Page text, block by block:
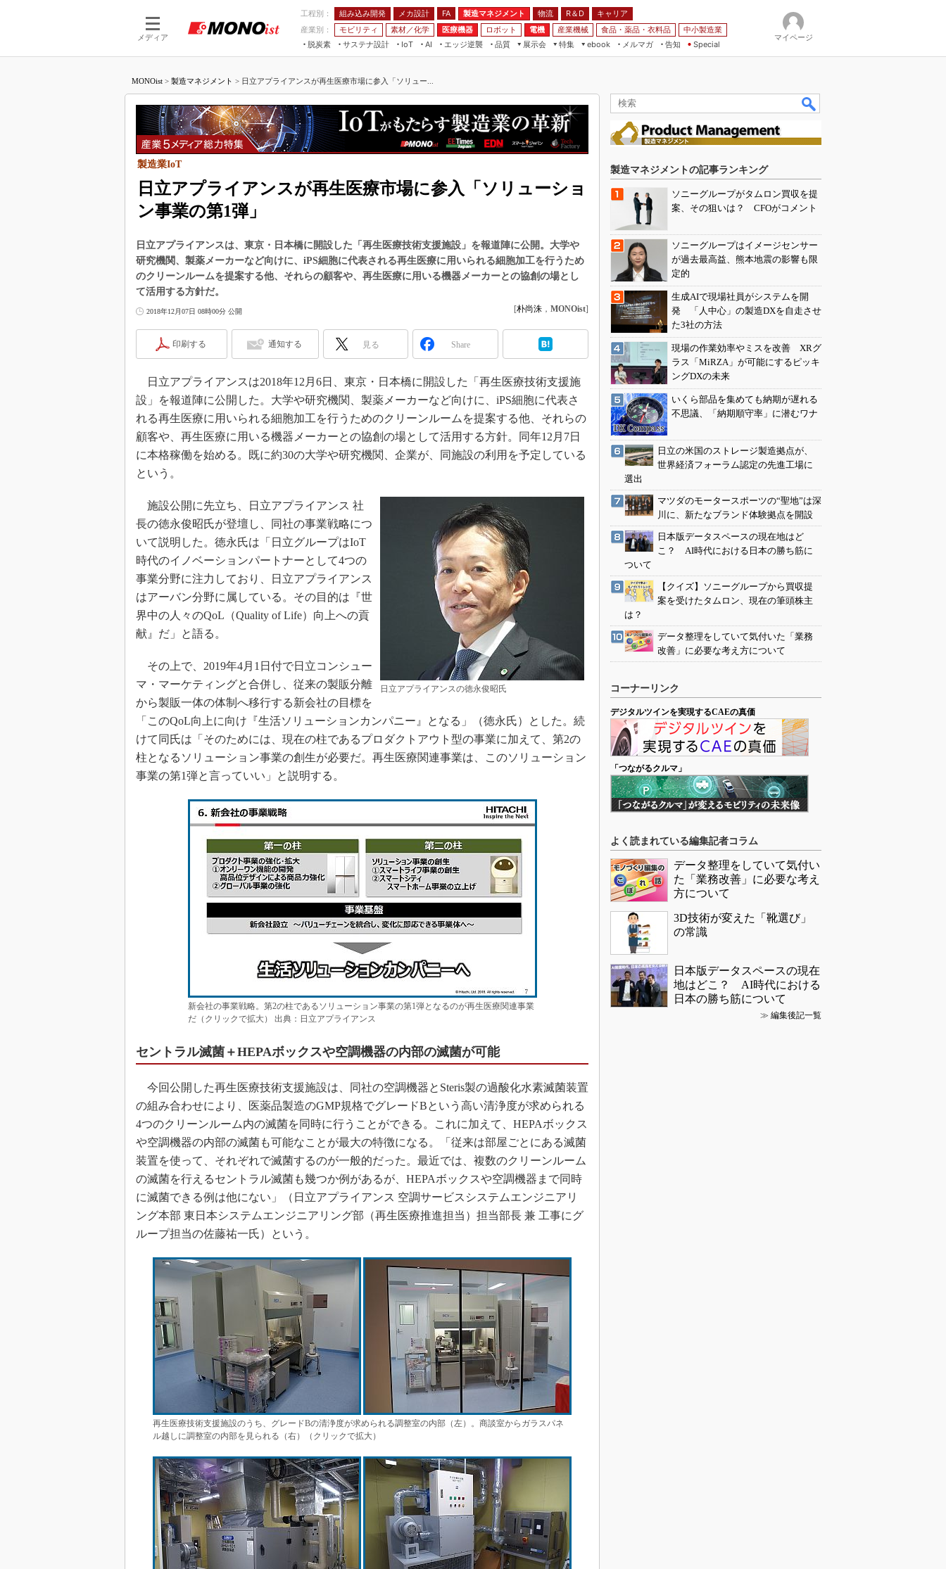
メディア
工程別： 組み込み開発 メカ設計 FA 製造マネジメント 物流 R＆D
キャリア
産業別：
モビリティ 素材／化学 医療機器 ロボット 電機 産業機械 食品・薬品・衣料品
中小製造業
脱炭素
サステナ設計
IoT
つながる工場
つながるサービス
AI
AI×設備保全
Physical AI
エッジ逆襲 品質
展示会
JIMTOF
組込み/エッジ コンピューティング
展＆IoT/5Gソリューション展
IIFES
国際ロボット展
ジャパンモビリティショー
TECHNO-FRONTIER
スマート工場EXPO
EdgeTech+
産業オープンネット展
特集
つながるクルマ
5G
VR／AR
フィールドサービス
組み込み画像技術
車載ソフト開発
ISO26262
デジタルツインとCAE
インダストリー4.0
イノベーション
メイドインジャパン
グローバル設計・開発
制御セキュリティ
新型コロナへの対応
ebook
製造マネジメント
FA
モビリティ
メルマガ
告知 Special
マイページ
MONOist > 製造マネジメント > 日立アプライアンスが再生医療市場に参入「ソリュー...
日立アプライアンスが再生医療市場に参入「ソリューショ
ン事業の第1弾」
製造業IoT
日立アプライアンスは、東京・日本橋に開設した「再生医療技術支援施設」を報道陣に公開。大学や
研究機関、製薬メーカーなど向けに、iPS細胞に代表される再生医療に用いられる細胞加工を行うため
のクリーンルームを提案する他、それらの顧客や、再生医療に用いる機器メーカーとの協創の場とし
て活用する方針だ。
2018年12月07日 08時00分 公開 [朴尚洙 ， MONOist]
印刷する 通知する 見る Share
日立アプライアンスは2018年12月6日、東京・日本橋に開設した「再生医療技術支援施
設」を報道陣に公開した。大学や研究機関、製薬メーカーなど向けに、iPS細胞に代表さ
れる再生医療に用いられる細胞加工を行うためのクリーンルームを提案する他、それらの
顧客や、再生医療に用いる機器メーカーとの協創の場として活用する方針。同年12月7日
に本格稼働を始める。既に約30の大学や研究機関、企業が、同施設の利用を予定している
という。
日立アプライアンスの徳永俊昭氏
施設公開に先立ち、日立アプライアンス 社
長の徳永俊昭氏が登壇し、同社の事業戦略につ
いて説明した。徳永氏は「日立グループはIoT
時代のイノベーションパートナーとして4つの
事業分野に注力しており、日立アプライアンス
はアーバン分野に属している。その目的は『世
界中の人々のQoL（Quality of Life）向上への貢
献』だ」と語る。
その上で、2019年4月1日付で日立コンシュー
マ・マーケティングと合併し、従来の製販分離
から製販一体の体制へ移行する新会社の目標を
「このQoL向上に向け『生活ソリューションカンパニー』となる」（徳永氏）とした。続
けて同氏は「そのためには、現在の柱であるプロダクトアウト型の事業に加えて、第2の
柱となるソリューション事業の創生が必要だ。再生医療関連事業は、このソリューション
事業の第1弾と言っていい」と説明する。
新会社の事業戦略。第2の柱であるソリューション事業の第1弾となるのが再生医療関連事業
だ（クリックで拡大） 出典：日立アプライアンス
セントラル滅菌＋HEPAボックスや空調機器の内部の滅菌が可能
今回公開した再生医療技術支援施設は、同社の空調機器とSteris製の過酸化水素滅菌装置
の組み合わせにより、医薬品製造のGMP規格でグレードBという高い清浄度が求められる
4つのクリーンルーム内の滅菌を同時に行うことができる。これに加えて、HEPAボックス
や空調機器の内部の滅菌も可能なことが最大の特徴になる。「従来は部屋ごとにある滅菌
装置を使って、それぞれで滅菌するのが一般的だった。最近では、複数のクリーンルーム
の滅菌を行えるセントラル滅菌も幾つか例があるが、HEPAボックスや空調機器まで同時
に滅菌できる例は他にない」（日立アプライアンス 空調サービスシステムエンジニアリ
ング本部 東日本システムエンジニアリング部（再生医療推進担当）担当部長 兼 工事にグ
ループ担当の佐藤祐一氏）という。
再生医療技術支援施設のうち、グレードBの清浄度が求められる調整室の内部（左）。商談室からガラスパネ
ル越しに調整室の内部を見られる（右）（クリックで拡大）
製造マネジメントの記事ランキング
ソニーグループがタムロン買収を提
案、その狙いは？ CFOがコメント
ソニーグループはイメージセンサー
が過去最高益、熊本地震の影響も限
定的
生成AIで現場社員がシステムを開
発 「人中心」の製造DXを自走させ
た3社の方法
現場の作業効率やミスを改善 XRグ
ラス「MiRZA」が可能にするピッキ
ングDXの未来
いくら部品を集めても納期が遅れる
不思議、「納期順守率」に潜むワナ
日立の米国のストレージ製造拠点が、
世界経済フォーラム認定の先進工場に
選出
マツダのモータースポーツの“聖地”は深
川に、新たなブランド体験拠点を開設
日本版データスペースの現在地はど
こ？ AI時代における日本の勝ち筋に
ついて
【クイズ】ソニーグループから買収提
案を受けたタムロン、現在の筆頭株主
は？
データ整理をしていて気付いた「業務
改善」に必要な考え方について
コーナーリンク
デジタルツインを実現するCAEの真価
「つながるクルマ」
よく読まれている編集記者コラム
データ整理をしていて気付い
た「業務改善」に必要な考え
方について
3D技術が変えた「靴選び」
の常識
日本版データスペースの現在
地はどこ？ AI時代における
日本の勝ち筋について
≫ 編集後記一覧